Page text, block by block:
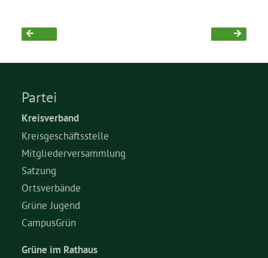
Aktuelles
Termine
Kontakt
Partei
Kreisverband
Kreisgeschäftsstelle
Mitgliederversammlung
Satzung
Ortsverbände
Grüne Jugend
CampusGrün
Grüne im Rathaus